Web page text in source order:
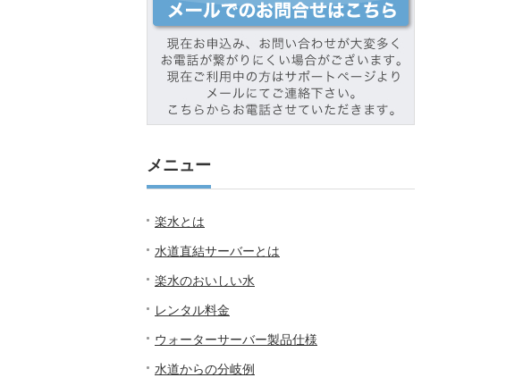
メニュー
楽水とは
水道直結サーバーとは
楽水のおいしい水
レンタル料金
ウォーターサーバー製品仕様
水道からの分岐例